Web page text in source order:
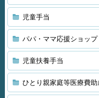
児童手当
パパ・ママ応援ショップ
児童扶養手当
ひとり親家庭等医療費助